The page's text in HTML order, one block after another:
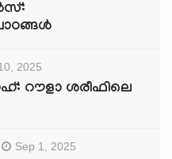
2025
റൗളാ ശരീഫിലെ
Sep 1, 2025